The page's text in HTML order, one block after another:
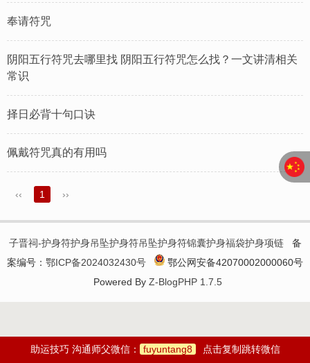
奉请符咒
阴阳五行符咒去哪里找 ​阴阳五行符咒怎么找？一文讲清相关
常识
择日必背十句口诀
佩戴符咒真的有用吗
‹‹ 1 ››
子晋祠-护身符护身吊坠护身符吊坠护身符锦囊护身福袋护身项链备
案编号： 鄂ICP备2024032430号
鄂公网安备42070002000060号
Powered By Z-BlogPHP 1.7.5
助运技巧 沟通师父微信： fuyuntang8 点击复制跳转微信